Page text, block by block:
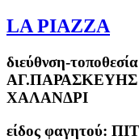
LA PIAZZA
διεύθνση-
ΑΓ.ΠΑΡΑΣΚΕΥΗΣ
ΧΑΛΑΝΔΡΙ
είδος φαγητού: